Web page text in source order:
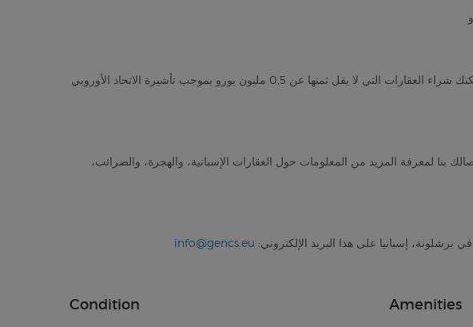
إن لم تكن مواطنًا في دول الاتحاد الأوروبي، يمكنك شراء العقارات التي لا يقل ثمنها عن 0,5 مليون يورو بموجب تأشيرة الاتحاد الأوروبي
ونرحب باتصالك بنا لمعرفة المزيد من المعلومات حول العقارات الإسبانية، والهجرة، والضرائب،
برشلونة، إسبانيا على هذا البريد الإلكتروني: info@gencs.eu
Condition Amenities